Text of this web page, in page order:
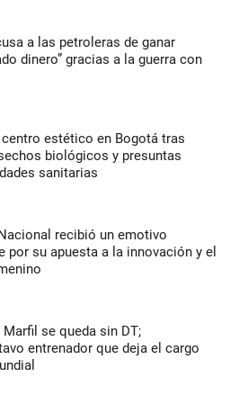
a las petroleras de ganar
dinero” gracias a la guerra con
centro estético en Bogotá tras
biológicos y presuntas
sanitarias
recibió un emotivo
por su apuesta a la innovación y el
se queda sin DT;
entrenador que deja el cargo